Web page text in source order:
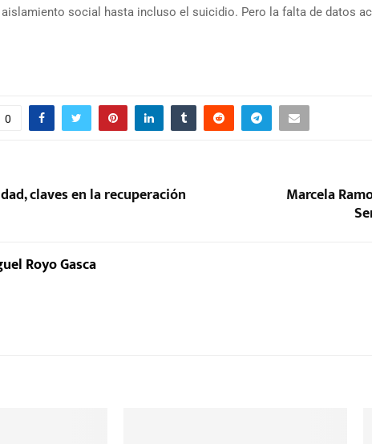
aislamiento social hasta incluso el suicidio. Pero la falta de datos
0
claves en la recuperación Marcela
Royo Gasca